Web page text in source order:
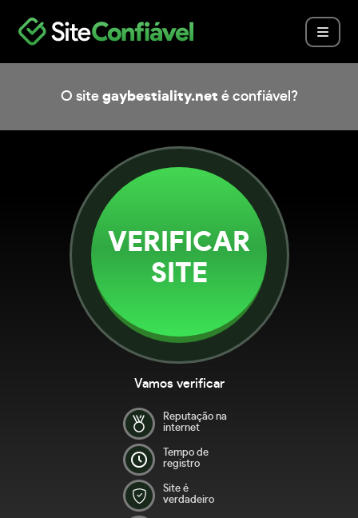
O site gaybestiality.net é confiável?
VERIFICAR
SITE
Vamos verificar
Reputação na
internet
Tempo de
registro
Site é
verdadeiro